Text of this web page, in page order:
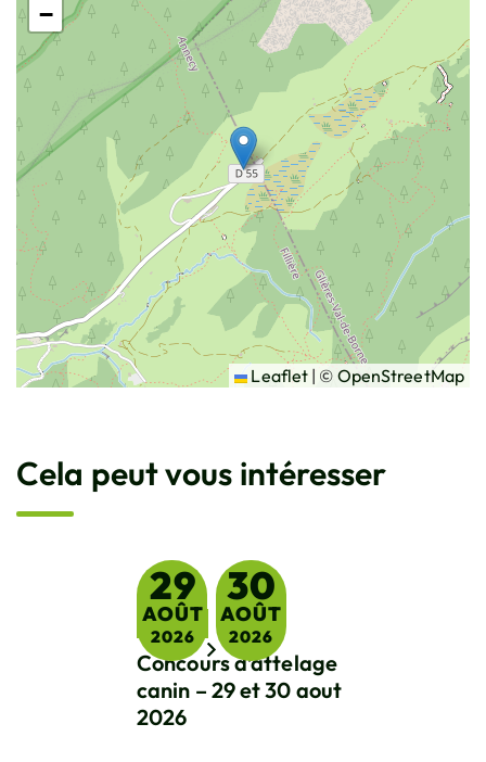
−
Leaflet | © OpenStreetMap
Cela peut vous intéresser
Du
29
AOÛT
2026
au
30
AOÛT
2026
Sport
Concours d’attelage
canin – 29 et 30 aout
2026